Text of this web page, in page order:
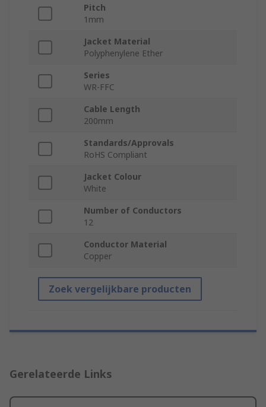
Pitch
1mm
Jacket Material
Polyphenylene Ether
Series
WR-FFC
Cable Length
200mm
Standards/Approvals
RoHS Compliant
Jacket Colour
White
Number of Conductors
12
Conductor Material
Copper
Zoek vergelijkbare producten
Gerelateerde Links